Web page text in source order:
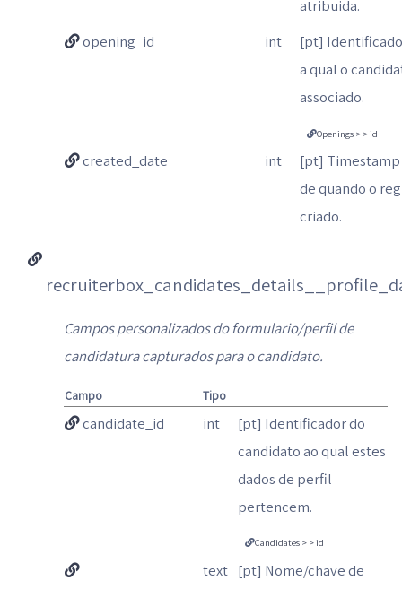
atribuida.
opening_id
int
[pt]
a qual o
associado.
Openings > > id
created_date int
[pt]
de quando o
criado.
Campos personalizados do formulario/perfil de
candidatura capturados para o candidato.
Campo Tipo
candidate_id int
[pt] Identificador do
candidato ao qual estes
dados de perfil
pertencem.
Candidates > > id
text [pt] Nome/chave de